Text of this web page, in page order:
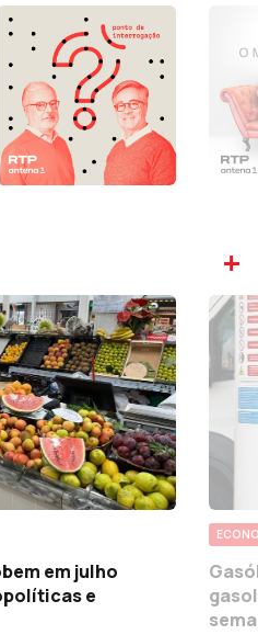
+
em julho
e